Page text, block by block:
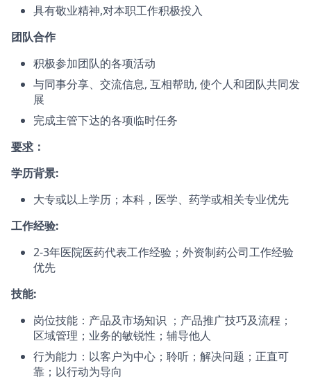
具有敬业精神,对本职工作积极投入
团队合作
积极参加团队的各项活动
与同事分享、交流信息, 互相帮助, 使个人和团队共同发
展
完成主管下达的各项临时任务
要求 ：
学历背景:
大专或以上学历；本科，医学、药学或相关专业优先
工作经验:
2-3年医院医药代表工作经验；外资制药公司工作经验
优先
技能:
岗位技能：产品及市场知识 ；产品推广技巧及流程；
区域管理；业务的敏锐性；辅导他人
行为能力：以客户为中心；聆听；解决问题；正直可
靠；以行动为导向